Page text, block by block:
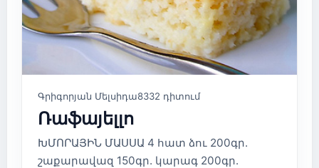
Գրիգորյան Մելսիդա8332 դիտում
Ռաֆայելլո
ԽՄՈՐԱՅԻՆ ՄԱՍՍԱ 4 հատ ձու 200գր.
շաքարավազ 150գր. կարագ 200գր.